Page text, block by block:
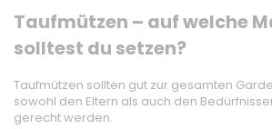
Taufmützen – auf welche
solltest du setzen?
Taufmützen sollten gut zur gesamten
sowohl den Eltern als auch den
gerecht werden.